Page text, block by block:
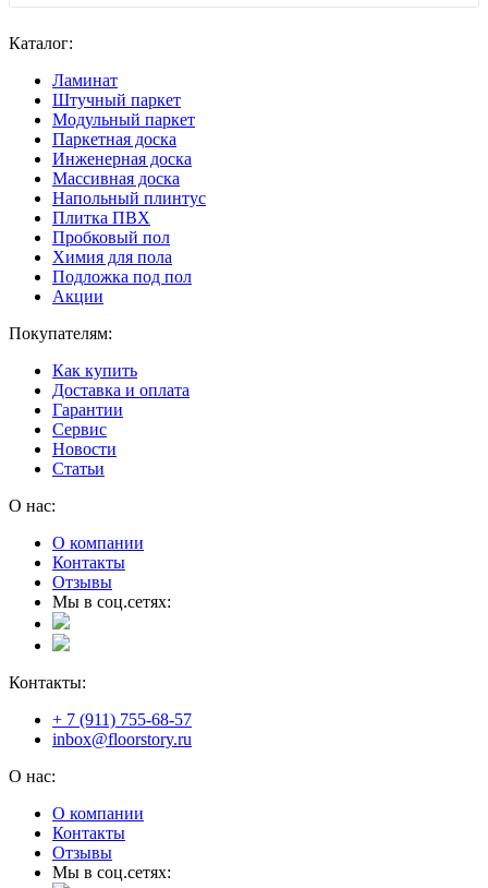
Каталог:
Ламинат
Штучный паркет
Модульный паркет
Паркетная доска
Инженерная доска
Массивная доска
Напольный плинтус
Плитка ПВХ
Пробковый пол
Химия для пола
Подложка под пол
Акции
Покупателям:
Как купить
Доставка и оплата
Гарантии
Сервис
Новости
Статьи
О нас:
О компании
Контакты
Отзывы
Мы в соц.сетях:
Контакты:
+ 7 (911) 755-68-57
inbox@floorstory.ru
О нас:
О компании
Контакты
Отзывы
Мы в соц.сетях: